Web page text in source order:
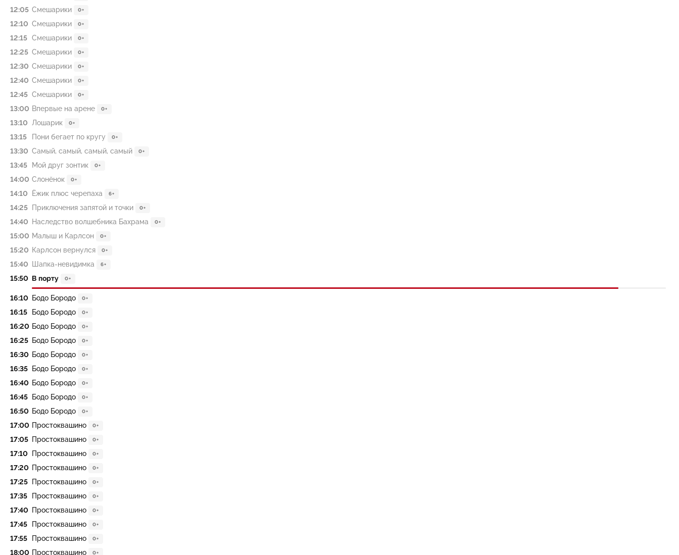
12:05 Смешарики 0+
12:10 Смешарики 0+
12:15 Смешарики 0+
12:25 Смешарики 0+
12:30 Смешарики 0+
12:40 Смешарики 0+
12:45 Смешарики 0+
13:00 Впервые на арене 0+
13:10 Лошарик 0+
13:15 Пони бегает по кругу 0+
13:30 Самый, самый, самый, самый 0+
13:45 Мой друг зонтик 0+
14:00 Слонёнок 0+
14:10 Ёжик плюс черепаха 6+
14:25 Приключения запятой и точки 0+
14:40 Наследство волшебника Бахрама 0+
15:00 Малыш и Карлсон 0+
15:20 Карлсон вернулся 0+
15:40 Шапка-невидимка 6+
15:50 В порту 0+
16:10 Бодо Бородо 0+
16:15 Бодо Бородо 0+
16:20 Бодо Бородо 0+
16:25 Бодо Бородо 0+
16:30 Бодо Бородо 0+
16:35 Бодо Бородо 0+
16:40 Бодо Бородо 0+
16:45 Бодо Бородо 0+
16:50 Бодо Бородо 0+
17:00 Простоквашино 0+
17:05 Простоквашино 0+
17:10 Простоквашино 0+
17:20 Простоквашино 0+
17:25 Простоквашино 0+
17:35 Простоквашино 0+
17:40 Простоквашино 0+
17:45 Простоквашино 0+
17:55 Простоквашино 0+
18:00 Простоквашино 0+